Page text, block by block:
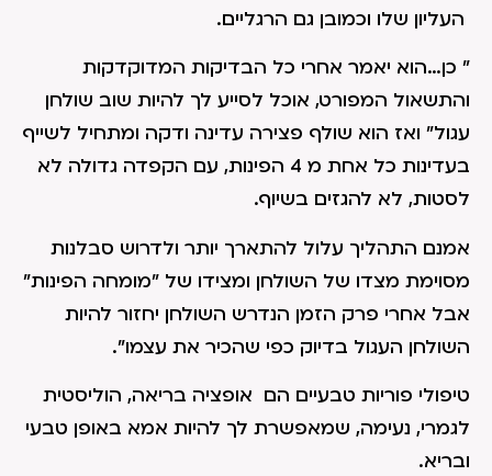
העליון שלו וכמובן גם הרגליים.
" כן…הוא יאמר אחרי כל הבדיקות המדוקדקות
והתשאול המפורט, אוכל לסייע לך להיות שוב שולחן
עגול" ואז הוא שולף פצירה עדינה ודקה ומתחיל לשייף
בעדינות כל אחת מ 4 הפינות, עם הקפדה גדולה לא
לסטות, לא להגזים בשיוף.
אמנם התהליך עלול להתארך יותר ולדרוש סבלנות
מסוימת מצדו של השולחן ומצידו של "מומחה הפינות"
אבל אחרי פרק הזמן הנדרש השולחן יחזור להיות
השולחן העגול בדיוק כפי שהכיר את עצמו".
טיפולי פוריות טבעיים הם אופציה בריאה, הוליסטית
לגמרי, נעימה, שמאפשרת לך להיות אמא באופן טבעי
ובריא.